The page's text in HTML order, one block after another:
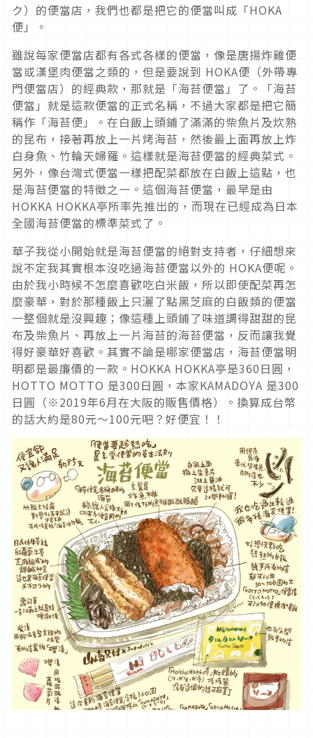
ク）的便當店，我們也都是把它的便當叫成「HOKA
便」。
雖說每家便當店都有各式各樣的便當，像是唐揚炸雞便
當或漢堡肉便當之類的，但是要說到 HOKA便（外帶專
門便當店）的經典款，那就是「海苔便當」了。「海苔
便當」就是這款便當的正式名稱，不過大家都是把它簡
稱作「海苔便」。在白飯上頭鋪了滿滿的柴魚片及炊熟
的昆布，接著再放上一片烤海苔，然後最上面再放上炸
白身魚、竹輪天婦羅。這樣就是海苔便當的經典菜式。
另外，像台灣式便當一樣把配菜都放在白飯上這點，也
是海苔便當的特徵之一。這個海苔便當，最早是由
HOKKA HOKKA亭所率先推出的，而現在已經成為日本
全國海苔便當的標準菜式了。
華子我從小開始就是海苔便當的絕對支持者，仔細想來
說不定我其實根本沒吃過海苔便當以外的 HOKA便呢。
由於我小時候不怎麼喜歡吃白米飯，所以即使配菜再怎
麼豪華，對於那種飯上只灑了點黑芝麻的白飯類的便當
一整個就是沒興趣；像這種上頭鋪了味道調得甜甜的昆
布及柴魚片、再放上一片海苔的海苔便當，反而讓我覺
得好豪華好喜歡。其實不論是哪家便當店，海苔便當明
明都是最廉價的一款。HOKKA HOKKA亭是360日圓，
HOTTO MOTTO 是300日圓，本家KAMADOYA 是300
日圓（※2019年6月在大阪的販售價格）。換算成台幣
的話大約是80元～100元吧？好便宜！！